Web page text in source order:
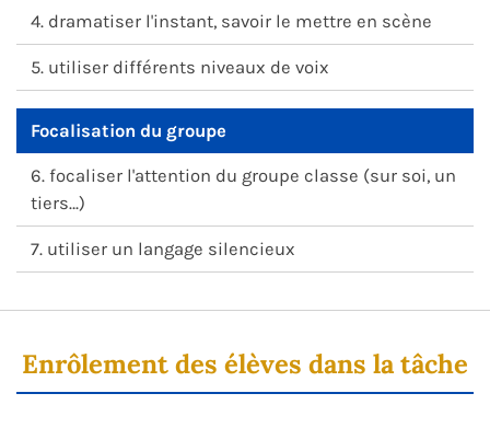
4. dramatiser l'instant, savoir le mettre en scène
5. utiliser différents niveaux de voix
Focalisation du groupe
6. focaliser l'attention du groupe classe (sur soi, un
tiers…)
7. utiliser un langage silencieux
Enrôlement des élèves dans la tâche